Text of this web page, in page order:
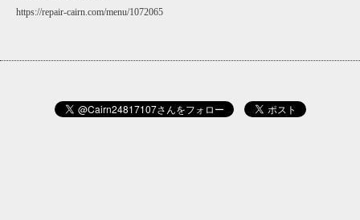
https://repair-cairn.com/menu/1072065